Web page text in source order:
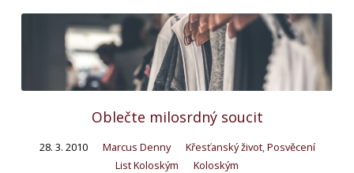
"nový
člověk"
Tagged
Kázání
Oblečte milosrdný soucit
28. 3. 2010 Marcus Denny Křesťanský život, Posvěcení
List Koloským
Koloským